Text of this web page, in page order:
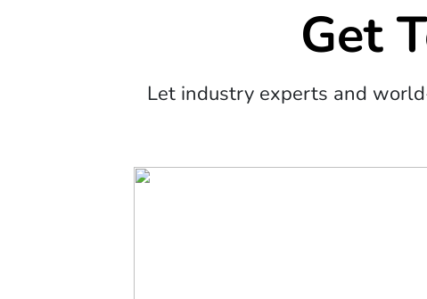
Get
Let industry experts and